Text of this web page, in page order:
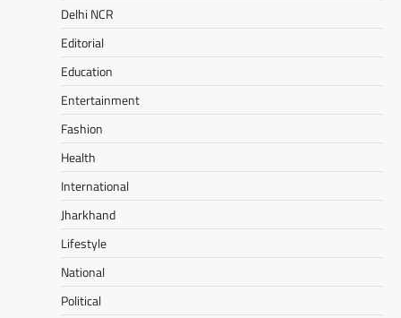
Delhi NCR
Editorial
Education
Entertainment
Fashion
Health
International
Jharkhand
Lifestyle
National
Political